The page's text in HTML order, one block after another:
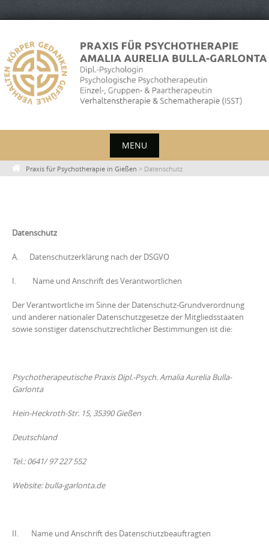
p
o
t
e
MENU
Praxis für Psychotherapie in Gießen > Datenschutz
Datenschutz
A. Datenschutzerklärung nach der DSGVO
I. Name und Anschrift des Verantwortlichen
Der Verantwortliche im Sinne der Datenschutz-Grundverordnung
und anderer nationaler Datenschutzgesetze der Mitgliedsstaaten
sowie sonstiger datenschutzrechtlicher Bestimmungen ist die:
Psychotherapeutische Praxis Dipl.-Psych. Amalia Aurelia Bulla-
Garlonta
Hein-Heckroth-Str. 15, 35390 Gießen
Deutschland
Tel.: 0641/ 97 227 552
Website:bulla-garlonta.de
II. Name und Anschrift des Datenschutzbeauftragten